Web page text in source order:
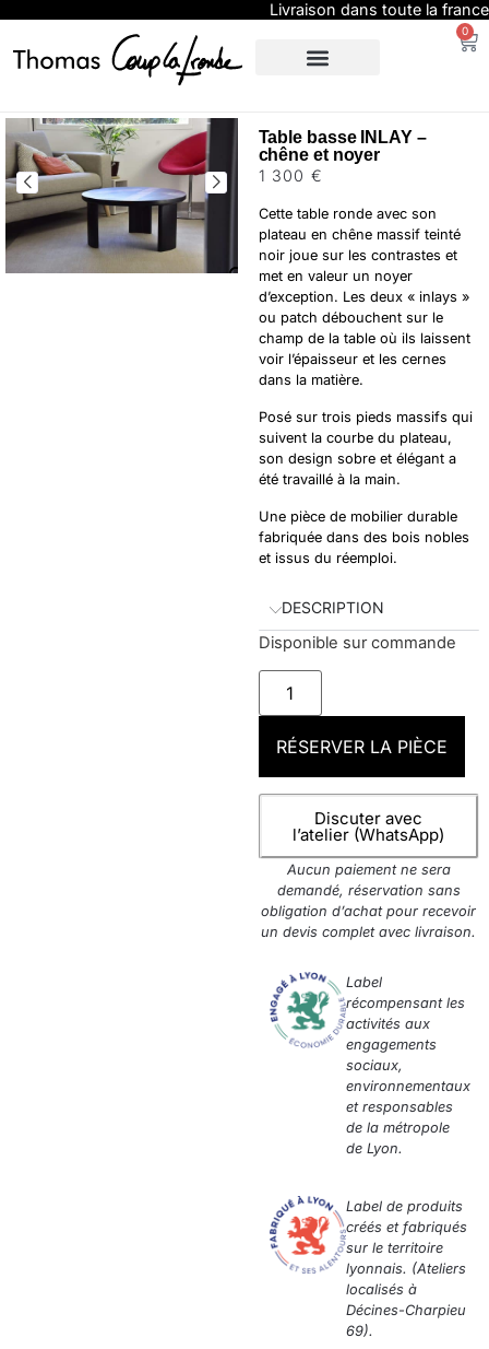
Livraison dans toute la france
0
Table basse INLAY –
chêne et noyer
1 300 €
Cette table ronde avec son
plateau en chêne massif teinté
noir joue sur les contrastes et
met en valeur un noyer
d’exception. Les deux « inlays »
ou patch débouchent sur le
champ de la table où ils laissent
voir l’épaisseur et les cernes
dans la matière.
Posé sur trois pieds massifs qui
suivent la courbe du plateau,
son design sobre et élégant a
été travaillé à la main.
Une pièce de mobilier durable
fabriquée dans des bois nobles
et issus du réemploi.
DESCRIPTION
Disponible sur commande
RÉSERVER LA PIÈCE
Discuter avec
l’atelier (WhatsApp)
Aucun paiement ne sera
demandé, réservation sans
obligation d’achat pour recevoir
un devis complet avec livraison.
Label
récompensant les
activités aux
engagements
sociaux,
environnementaux
et responsables
de la métropole
de Lyon.
Label de produits
créés et fabriqués
sur le territoire
lyonnais. (Ateliers
localisés à
Décines-Charpieu
69).